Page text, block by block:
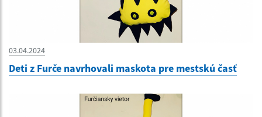
03.04.2024
Deti z Furče navrhovali maskota pre mestskú časť